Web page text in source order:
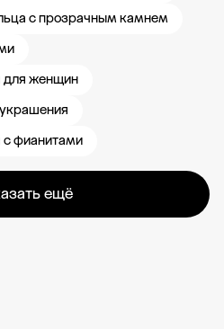
с прозрачным камнем
для женщин
фианитами
ещё